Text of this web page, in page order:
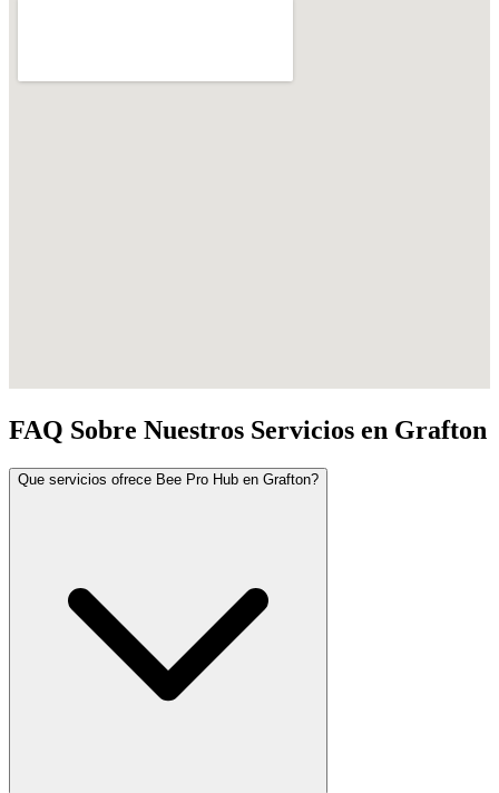
FAQ Sobre Nuestros Servicios en Grafton
Que servicios ofrece Bee Pro Hub en Grafton?